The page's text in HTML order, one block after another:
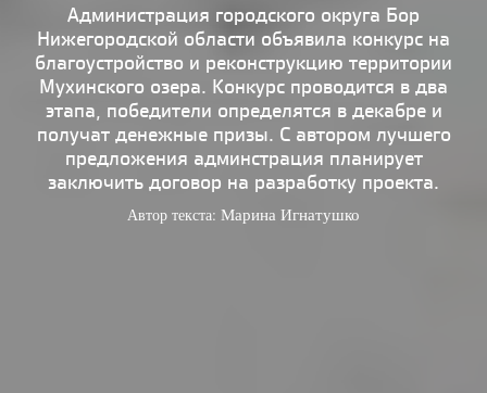
Книги
Наследие Образование
Урбанистика
Эко
Администрация городского округа Бор
Нижегородской области объявила конкурс на
благоустройство и реконструкцию территории
Мухинского озера. Конкурс проводится в два
этапа, победители определятся в декабре и
получат денежные призы. С автором лучшего
предложения админстрация планирует
заключить договор на разработку проекта.
Автор текста: Марина Игнатушко